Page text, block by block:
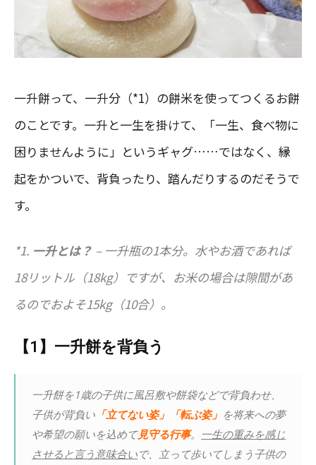
一升餅って、一升分（*1）の餅米を使ってつくるお餅
のことです。一升と一生を掛けて、「一生、食べ物に
困りませんように」というギャグ……ではなく、縁
起をかついで、背負ったり、踏んだりするのだそうで
す。
*1. 一升とは？ – 一升瓶の1本分。水やお酒であれば
18リットル（18kg）ですが、お米の場合は隙間があ
るのでおよそ15kg（10合）。
【1】一升餅を背負う
一升餅を1歳の子供に風呂敷や餅袋などで背負わせ、
子供が背負い 「立てない姿」「転ぶ姿」 を将来への夢
や希望の願いを込めて見守る行事。 一生の重みを感じ
させると言う意味合いで、立って歩いてしまう子供の